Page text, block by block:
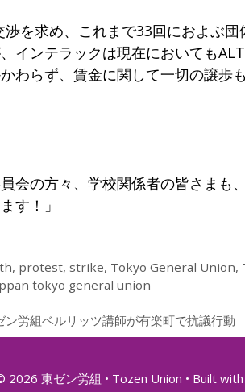
を求め、これまで33回におよぶ団
インテラックは現在においても
わらず、賃金に関して一切の譲歩
会の方々、学校関係者の皆さまも
す！」
, protest, strike, Tokyo General Union,
tokyo general union
組ベルリッツ講師が有楽町で抗議行動
2026 東ゼン労組 • Tozen Union • Built with